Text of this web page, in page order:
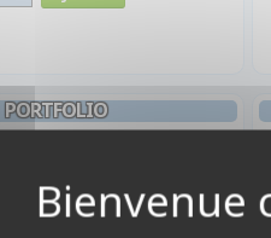
PORTFOLIO
- Noir - 360 Cases (20